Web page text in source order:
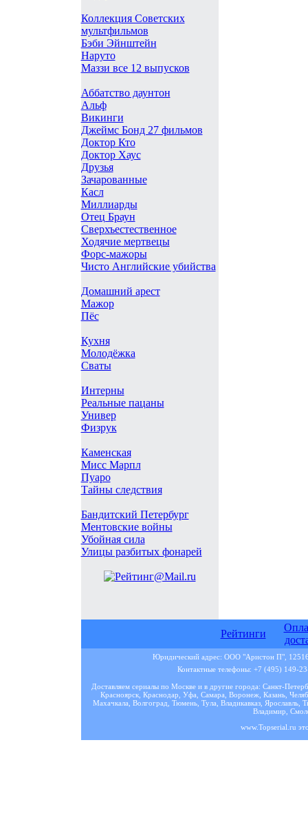
Коллекция Советских
мультфильмов
Бэби Эйнштейн
Наруто
Маззи все 12 выпусков
Аббатство даунтон
Альф
Викинги
Джеймс Бонд 27 фильмов
Доктор Кто
Доктор Хаус
Друзья
Зачарованные
Касл
Миллиарды
Отец Браун
Сверхъестественное
Ходячие мертвецы
Форс-мажоры
Чисто Английские убийства
Домашний арест
Мажор
Пёс
Кухня
Молодёжка
Сваты
Интерны
Реальные пацаны
Универ
Физрук
Каменская
Мисс Марпл
Пуаро
Тайны следствия
Бандитский Петербург
Ментовские войны
Убойная сила
Улицы разбитых фонарей
Рейтинги
Юридический адрес: ООО "Аристон П",
Контактные телефоны: +7 (495) 149-
Доставляем сериалы по Москве и в другие города: Санкт-
Красноярск, Краснодар, Уфа, Самара, Воронеж, Казань,
Махачкала, Волгоград, Тюмень, Тула, Владикавказ, Ярославль,
Владимир,
www.Topserial.ru